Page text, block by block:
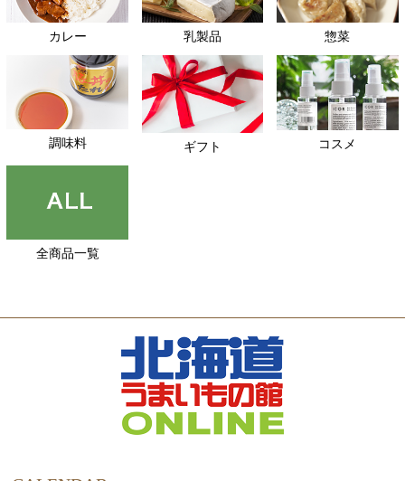
カレー 乳製品 惣菜
調味料 ギフト コスメ
全商品一覧